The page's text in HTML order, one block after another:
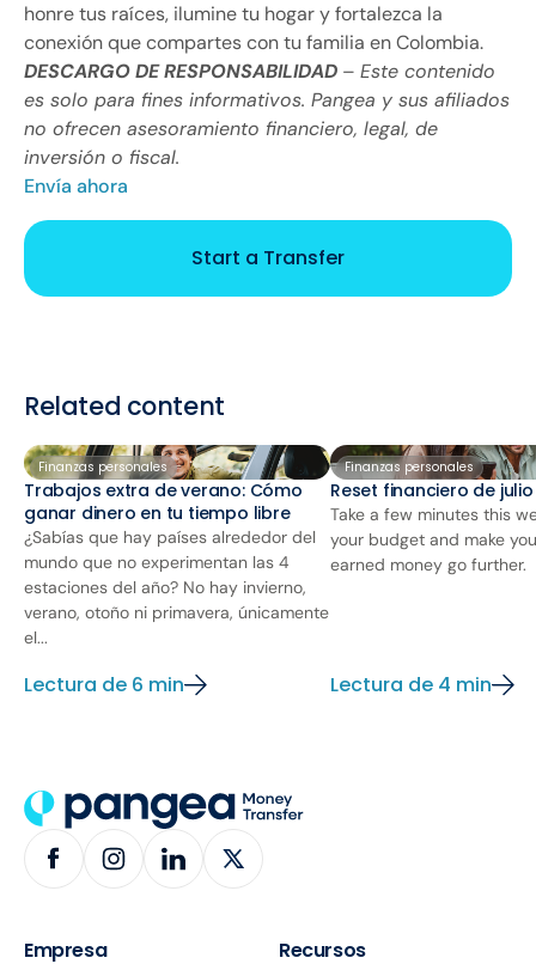
honre tus raíces, ilumine tu hogar y fortalezca la
conexión que compartes con tu familia en Colombia.
DESCARGO DE RESPONSABILIDAD – Este contenido
es solo para fines informativos. Pangea y sus afiliados
no ofrecen asesoramiento financiero, legal, de
inversión o fiscal.
Envía ahora
Start a Transfer
Related content
Finanzas personales
Trabajos extra de verano: Cómo
ganar dinero en tu tiempo libre
¿Sabías que hay países alrededor del
mundo que no experimentan las 4
estaciones del año? No hay invierno,
verano, otoño ni primavera, únicamente
el...
Lectura de 6 min
Finanzas personales
Reset financiero de
Take a few minutes this
your budget and make
earned money go further.
Lectura de 4 min
Empresa Recursos